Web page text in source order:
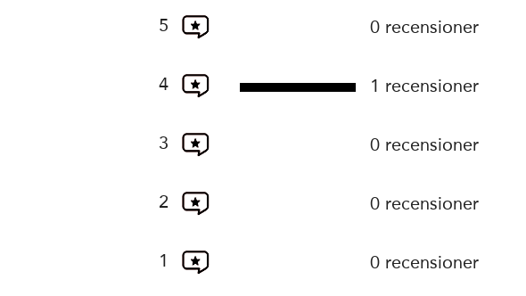
5
0 recensioner
4 1 recensioner
3 0 recensioner
2 0 recensioner
1 0 recensioner